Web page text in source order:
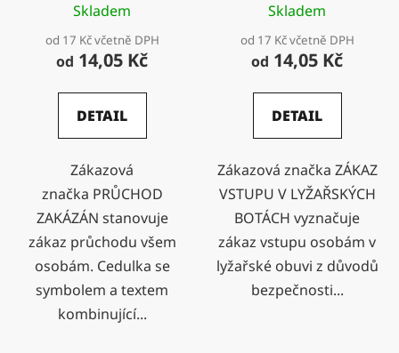
Skladem
od 17 Kč včetně DPH
od 14,05 Kč
DETAIL
Zákazová
značka PRŮCHOD
ZAKÁZÁN stanovuje
zákaz průchodu všem
osobám. Cedulka se
symbolem a textem
kombinující...
Skladem
od 17 Kč včetně DPH
od 14,05 Kč
DETAIL
Zákazová značka ZÁKAZ
VSTUPU V LYŽAŘSKÝCH
BOTÁCH vyznačuje
zákaz vstupu osobám v
lyžařské obuvi z důvodů
bezpečnosti...